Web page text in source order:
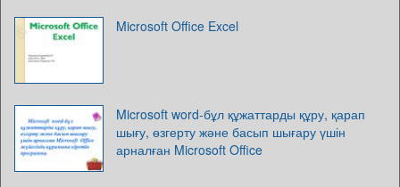
Microsoft Office Excel
Microsoft word-бұл құжаттарды құру, қарап
шығу, өзгерту және басып шығару үшін
арналған Microsoft Office